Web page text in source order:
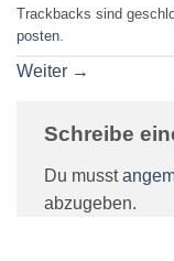
Trackbacks sind
posten
Weiter →
Schreibe
Du musst
abzugeben.